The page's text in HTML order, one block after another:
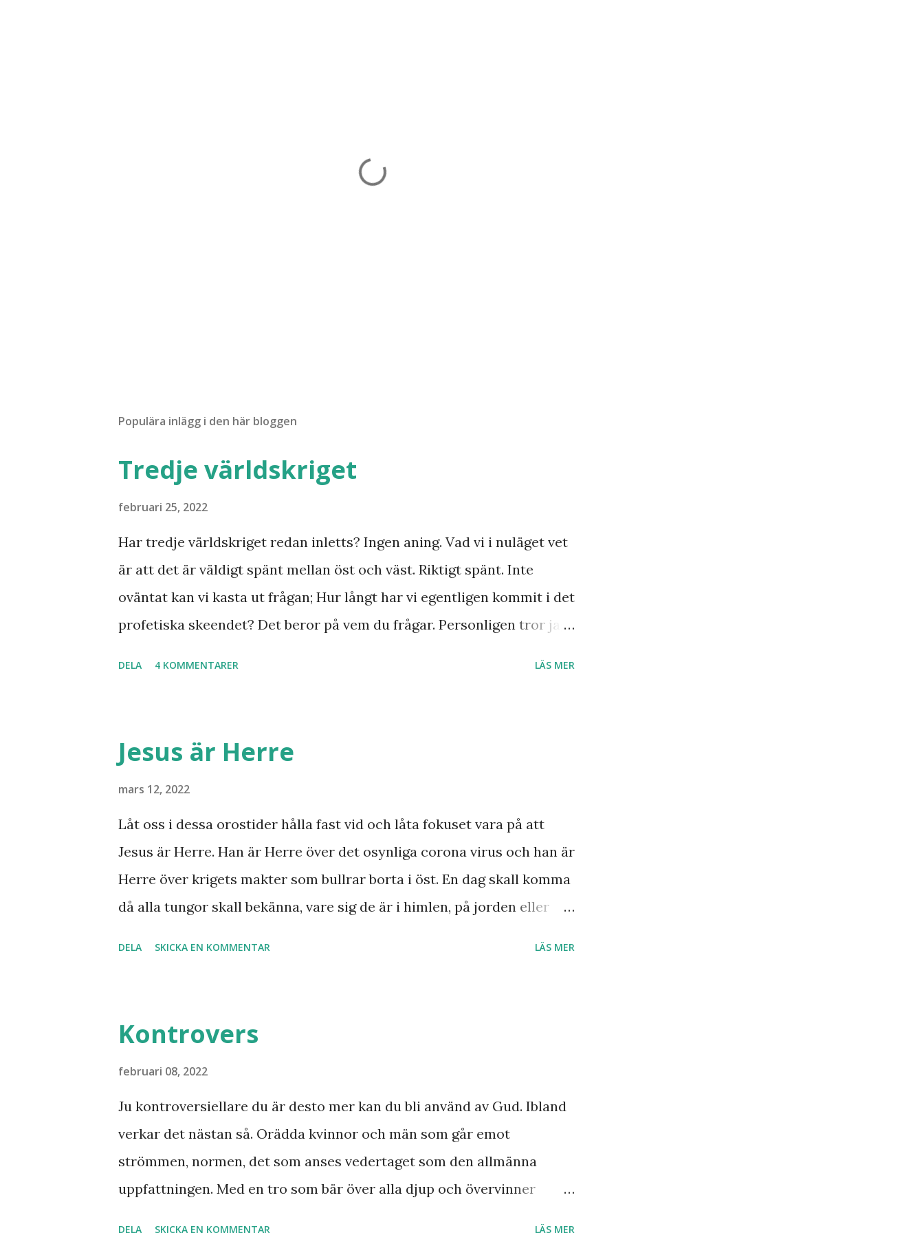
Populära inlägg i den här bloggen
Tredje världskriget
februari 25, 2022
Har tredje världskriget redan inletts? Ingen aning. Vad vi i nuläget vet
är att det är väldigt spänt mellan öst och väst. Riktigt spänt. Inte
oväntat kan vi kasta ut frågan; Hur långt har vi egentligen kommit i det
profetiska skeendet? Det beror på vem du frågar. Personligen tror jag
bryta ut någon koppling till dagens händelser? Frågor där vi anar ett
svar utan att kunna stadfästa ett svar med säkerhet.
Finnmarksprofeten och gudsmannen Anton Johanson såg många
syner och uppenbarelser som redan skedde under hans egen levnad.
Han dog 1928. Skandinavien har knappast haft någon profet av hans
kaliber när det gäller drömmar och syner som just denne fiskarbonde
DELA 4 KOMMENTARER LÄS MER
Jesus är Herre
mars 12, 2022
Låt oss i dessa orostider hålla fast vid och låta fokuset vara på att
Jesus är Herre. Han är Herre över det osynliga corona virus och han är
Herre över krigets makter som bullrar borta i öst. En dag skall komma
då alla tungor skall bekänna, vare sig de är i himlen, på jorden eller
DELA SKICKA EN KOMMENTAR LÄS MER
Kontrovers
februari 08, 2022
Ju kontroversiellare du är desto mer kan du bli använd av Gud. Ibland
verkar det nästan så. Orädda kvinnor och män som går emot
strömmen, normen, det som anses vedertaget som den allmänna
uppfattningen. Med en tro som bär över alla djup och övervinner
DELA SKICKA EN KOMMENTAR LÄS MER